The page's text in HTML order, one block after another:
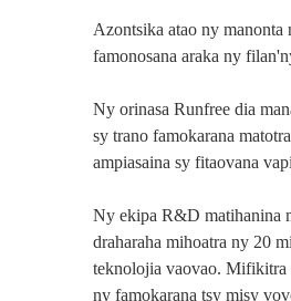
Azontsika atao ny
famonosana araka ny
Ny orinasa Runfree dia
sy trano famokarana
ampiasaina sy fitaovana
Ny ekipa R&D matihanina
draharaha mihoatra ny 20
teknolojia vaovao. Mifikitra
ny famokarana tsy misy